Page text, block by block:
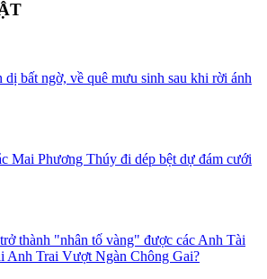
bất ngờ, về quê mưu sinh sau khi rời ánh
Mai Phương Thúy đi dép bệt dự đám cưới
thành "nhân tố vàng" được các Anh Tài
Anh Trai Vượt Ngàn Chông Gai?